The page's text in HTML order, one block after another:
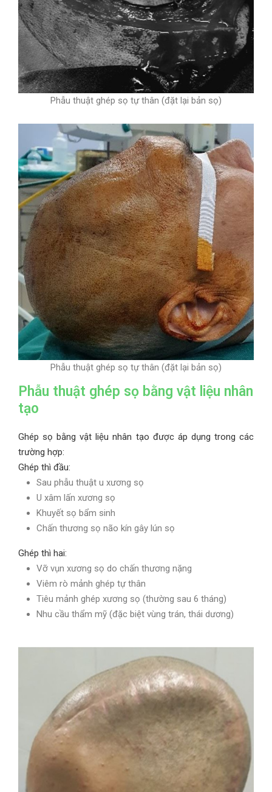
Phẫu thuật ghép sọ tự thân (đặt lại bản sọ)
Phẫu thuật ghép sọ tự thân (đặt lại bản sọ)
Phẫu thuật ghép sọ bằng vật liệu nhân
tạo
Ghép sọ bằng vật liệu nhân tạo được áp dụng trong các
trường hợp:
Ghép thì đầu:
Sau phẫu thuật u xương sọ
U xâm lấn xương sọ
Khuyết sọ bẩm sinh
Chấn thương sọ não kín gây lún sọ
Ghép thì hai:
Vỡ vụn xương sọ do chấn thương nặng
Viêm rò mảnh ghép tự thân
Tiêu mảnh ghép xương sọ (thường sau 6 tháng)
Nhu cầu thẩm mỹ (đặc biệt vùng trán, thái dương)